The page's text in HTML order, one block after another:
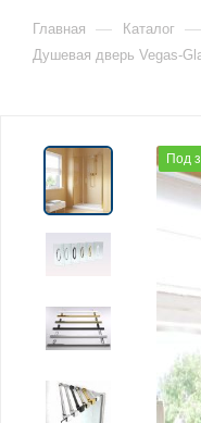
Главная — Каталог —
Душевая дверь Vegas-
Под